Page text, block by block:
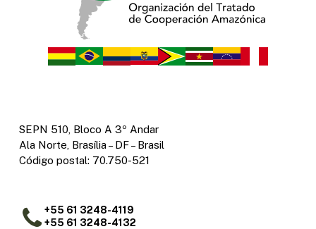
SEPN 510, Bloco A 3º Andar
Ala Norte, Brasília – DF – Brasil
Código postal: 70.750-521
+55 61 3248-4119
+55 61 3248-4132